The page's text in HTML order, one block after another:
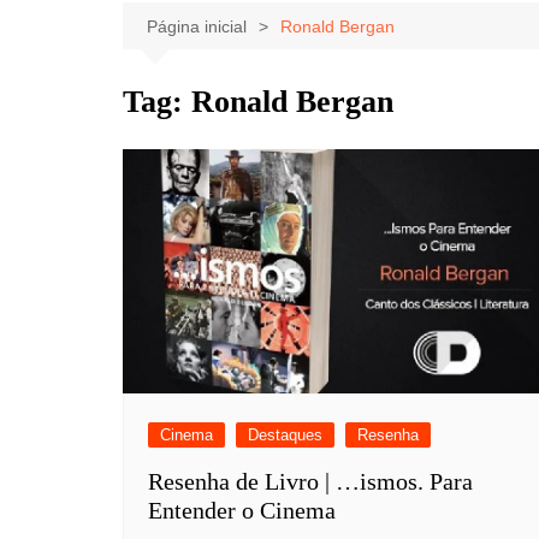
Celebridades
Música
Notícias
Clássicos
Página inicial Ronald Bergan
Tag: Ronald Bergan
Cinema Destaques Resenha
Resenha de Livro | …ismos. Para
Entender o Cinema